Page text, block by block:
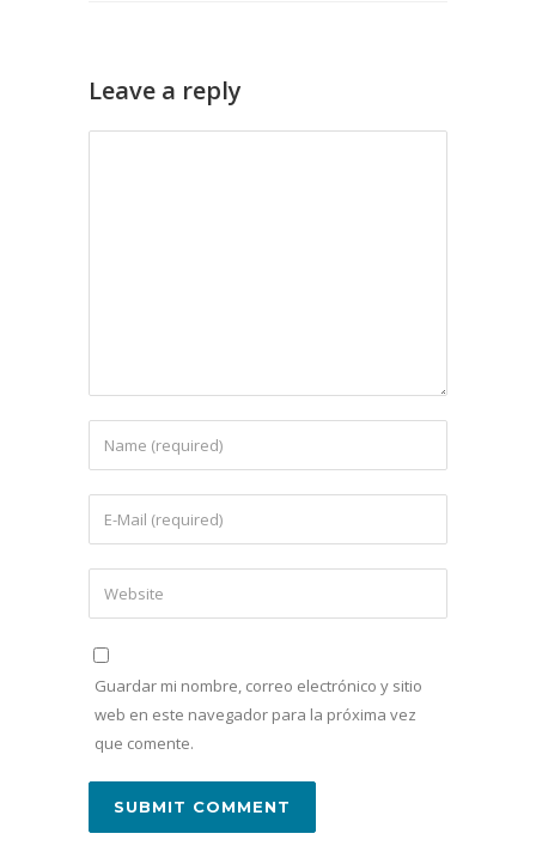
Leave a reply
Guardar mi nombre, correo electrónico y sitio
web en este navegador para la próxima vez
que comente.